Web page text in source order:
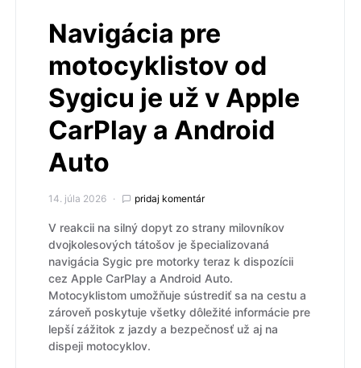
Navigácia pre
motocyklistov od
Sygicu je už v Apple
CarPlay a Android
Auto
14. júla 2026 pridaj komentár
V reakcii na silný dopyt zo strany milovníkov
dvojkolesových tátošov je špecializovaná
navigácia Sygic pre motorky teraz k dispozícii
cez Apple CarPlay a Android Auto.
Motocyklistom umožňuje sústrediť sa na cestu a
zároveň poskytuje všetky dôležité informácie pre
lepší zážitok z jazdy a bezpečnosť už aj na
dispeji motocyklov.